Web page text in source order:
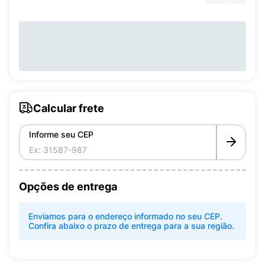
Calcular frete
Informe seu CEP
Opções de entrega
Enviamos para o endereço informado no seu CEP.
Confira abaixo o prazo de entrega para a sua região.